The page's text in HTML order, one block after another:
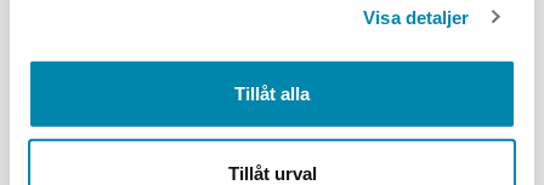
Visa detaljer
Tillåt alla
Tillåt urval